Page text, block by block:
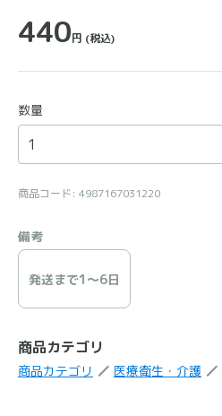
440円 (税込)
数量
商品コード: 4987167031220
備考
発送まで1〜6日
商品カテゴリ
商品カテゴリ 医療衛生・介護